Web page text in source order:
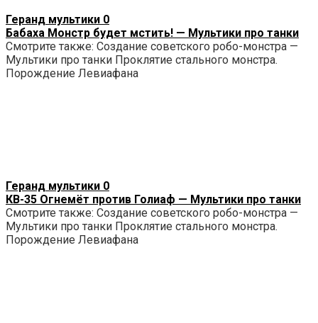
Геранд мультики 0
Бабаха Монстр будет мстить! — Мультики про танки
Смотрите также: Создание советского робо-монстра —
Мультики про танки Проклятие стального монстра.
Порождение Левиафана
Геранд мультики 0
КВ-35 Огнемёт против Голиаф — Мультики про танки
Смотрите также: Создание советского робо-монстра —
Мультики про танки Проклятие стального монстра.
Порождение Левиафана